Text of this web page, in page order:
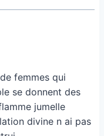
femmes qui
se donnent des
jumelle
divine n ai pas